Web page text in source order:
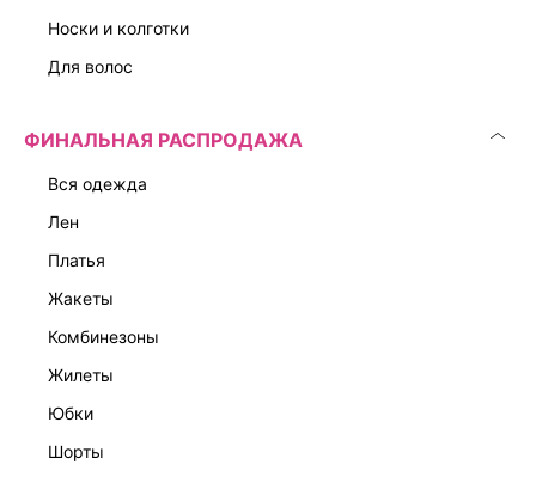
носки и колготки
для волос
ФИНАЛЬНАЯ РАСПРОДАЖА
вся одежда
лен
платья
жакеты
комбинезоны
жилеты
юбки
шорты